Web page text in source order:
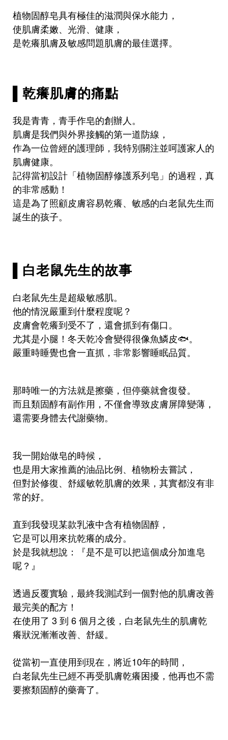
植物固醇皂具有極佳的滋潤與保水能力，
使肌膚柔嫩、光滑、健康，
是乾癢肌膚及敏感問題肌膚的最佳選擇。
▌乾癢肌膚的痛點
我是青青，青手作皂的創辦人。
肌膚是我們與外界接觸的第一道防線，
作為一位曾經的護理師，我特別關注並呵護家人的
肌膚健康。
記得當初設計「植物固醇修護系列皂」的過程，真
的非常感動！
這是為了照顧皮膚容易乾癢、敏感的白老鼠先生而
誕生的孩子。
▌白老鼠先生的故事
白老鼠先生是超級敏感肌。
他的情況嚴重到什麼程度呢？
皮膚會乾癢到受不了，還會抓到有傷口。
尤其是小腿！冬天乾冷會變得很像魚鱗皮🐟。
嚴重時睡覺也會一直抓，非常影響睡眠品質。
那時唯一的方法就是擦藥，但停藥就會復發。
而且類固醇有副作用，不僅會導致皮膚屏障變薄，
還需要身體去代謝藥物。
我一開始做皂的時候，
也是用大家推薦的油品比例、植物粉去嘗試，
但對於修復、舒緩敏乾肌膚的效果，其實都沒有非
常的好。
直到我發現某款乳液中含有植物固醇，
它是可以用來抗乾癢的成分。
於是我就想說：『是不是可以把這個成分加進皂
呢？』
透過反覆實驗，最終我測試到一個對他的肌膚改善
最完美的配方！
在使用了 3 到 6 個月之後，白老鼠先生的肌膚乾
癢狀況漸漸改善、舒緩。
從當初一直使用到現在，將近10年的時間，
白老鼠先生已經不再受肌膚乾癢困擾，他再也不需
要擦類固醇的藥膏了。